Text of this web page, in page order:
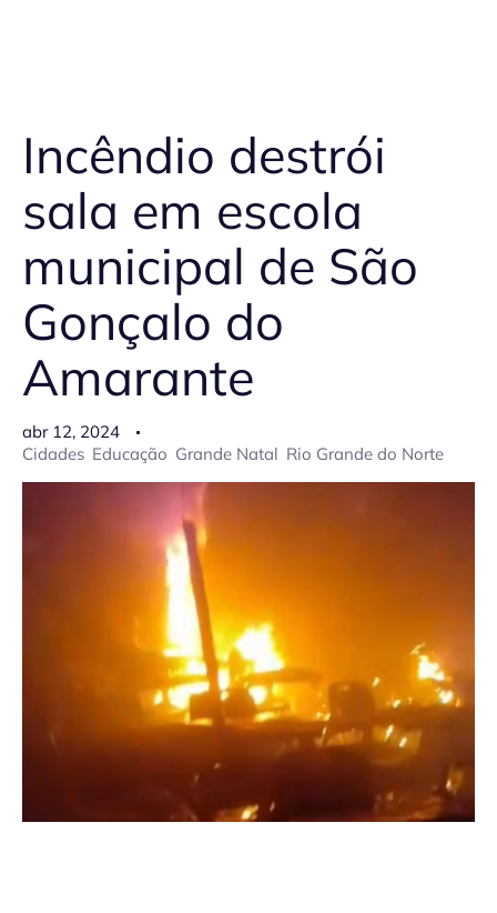
Incêndio destrói
sala em escola
municipal de São
Gonçalo do
Amarante
abr 12, 2024
Cidades Educação Grande Natal Rio Grande do Norte